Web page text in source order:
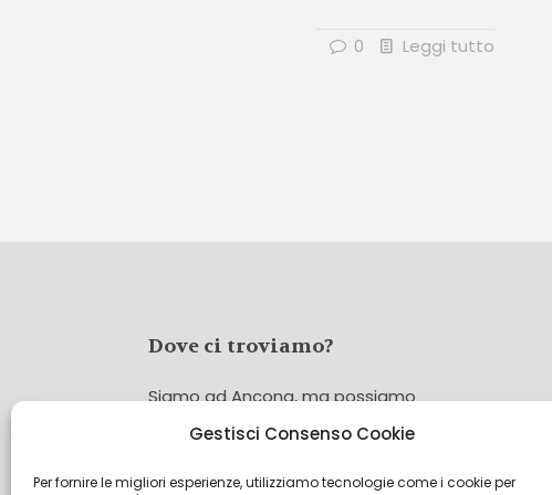
Gestisci Consenso Cookie
Per fornire le migliori esperienze, utilizziamo tecnologie come i cookie per
0 Leggi tutto
Dove ci troviamo?
Siamo ad Ancona, ma possiamo
coprire tutta Italia!